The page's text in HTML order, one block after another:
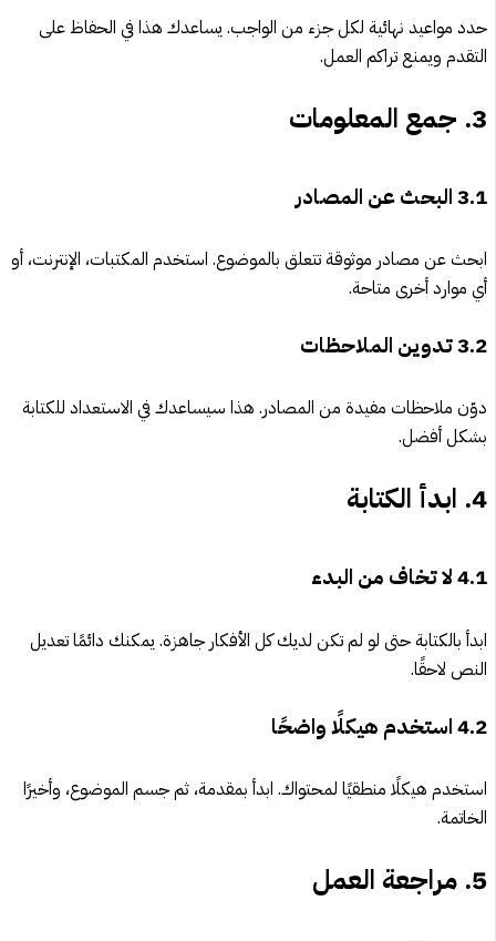
حدد مواعيد نهائية لكل جزء من الواجب. يساعدك هذا في الحفاظ على
التقدم ويمنع تراكم العمل.
3. جمع المعلومات
3.1البحث عن المصادر
ابحث عن مصادر موثوقة تتعلق بالموضوع. استخدم المكتبات، الإنترنت، أو
أي موارد أخرى متاحة.
3.2تدوين الملاحظات
دوّن ملاحظات مفيدة من المصادر. هذا سيساعدك في الاستعداد للكتابة
بشكل أفضل.
4. ابدأ الكتابة
4.1لا تخاف من البدء
ابدأ بالكتابة حتى لو لم تكن لديك كل الأفكار جاهزة. يمكنك دائمًا تعديل
النص لاحقًا.
4.2استخدم هيكلًا واضحًا
استخدم هيكلًا منطقيًا لمحتواك. ابدأ بمقدمة، ثم جسم الموضوع، وأخيرًا
الخاتمة.
5. مراجعة العمل